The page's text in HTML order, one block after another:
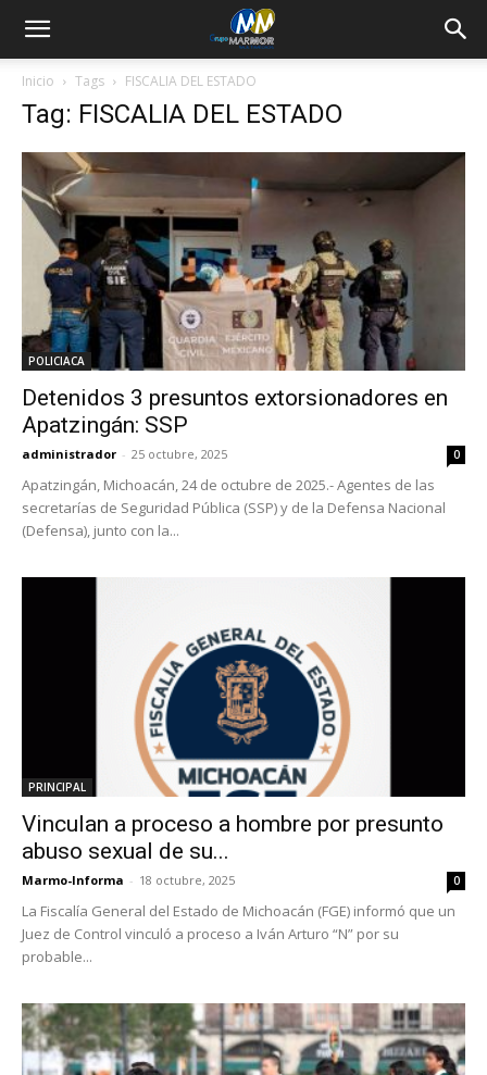
Inicio Tags FISCALIA DEL ESTADO
Tag: FISCALIA DEL ESTADO
POLICIACA
Detenidos 3 presuntos extorsionadores en
Apatzingán: SSP
administrador - 25 octubre, 2025 0
Apatzingán, Michoacán, 24 de octubre de 2025.- Agentes de las
secretarías de Seguridad Pública (SSP) y de la Defensa Nacional
(Defensa), junto con la...
PRINCIPAL
Vinculan a proceso a hombre por presunto
abuso sexual de su...
Marmo-Informa - 18 octubre, 2025 0
La Fiscalía General del Estado de Michoacán (FGE) informó que un
Juez de Control vinculó a proceso a Iván Arturo “N” por su
probable...